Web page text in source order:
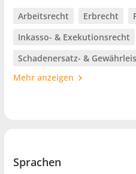
Arbeitsrecht Erbrecht
Inkasso- & Exekutionsrecht
Schadenersatz- &
Mehr anzeigen
Sprachen